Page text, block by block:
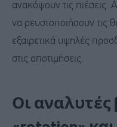
ανακόψουν τις πιέσεις.
να ρευστοποιήσουν τις
εξαιρετικά υψηλές
στις αποτιμήσεις.
Οι